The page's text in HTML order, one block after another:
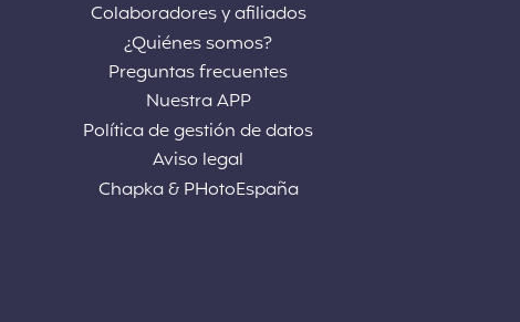
Colaboradores y afiliados
¿Quiénes somos?
Preguntas frecuentes
Nuestra APP
Política de gestión de datos
Aviso legal
Chapka & PHotoEspaña